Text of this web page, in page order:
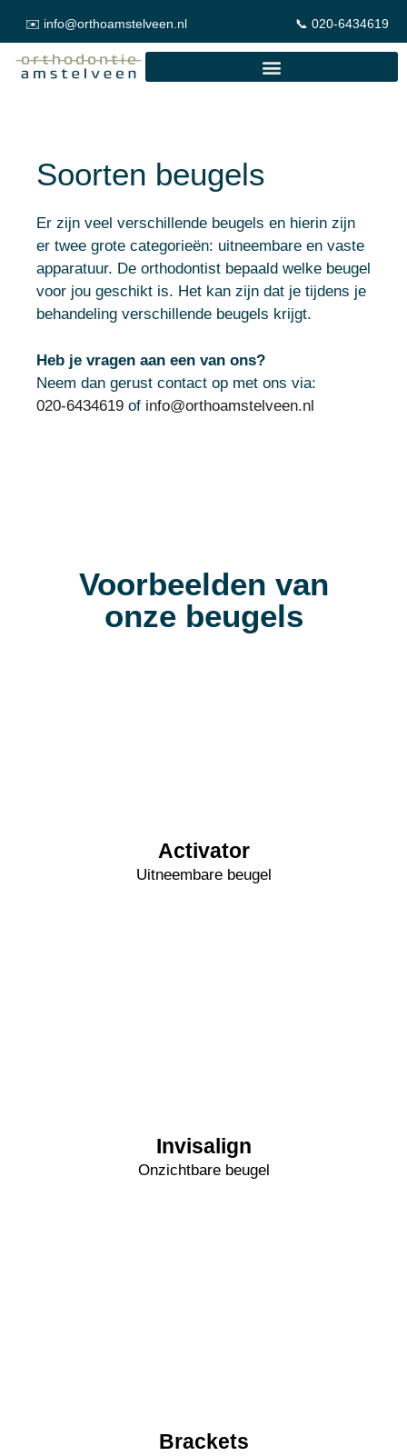
✉️ info@orthoamstelveen.nl 📞 020-6434619
Soorten beugels
Er zijn veel verschillende beugels en hierin zijn
er twee grote categorieën: uitneembare en vaste
apparatuur. De orthodontist bepaald welke beugel
voor jou geschikt is. Het kan zijn dat je tijdens je
behandeling verschillende beugels krijgt.
Heb je vragen aan een van ons?
Neem dan gerust contact op met ons via:
020-6434619 of info@orthoamstelveen.nl
Voorbeelden van
onze beugels
Activator
Uitneembare beugel
Invisalign
Onzichtbare beugel
Brackets